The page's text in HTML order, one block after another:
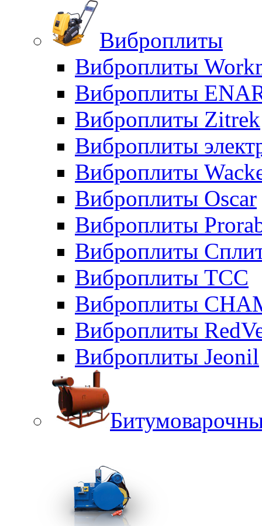
Виброплиты
Виброплиты
Виброплиты
Виброплиты Zitrek
Виброплиты
Виброплиты
Виброплиты Oscar
Виброплиты
Виброплиты
Виброплиты ТСС
Виброплиты
Виброплиты
Виброплиты Jeonil